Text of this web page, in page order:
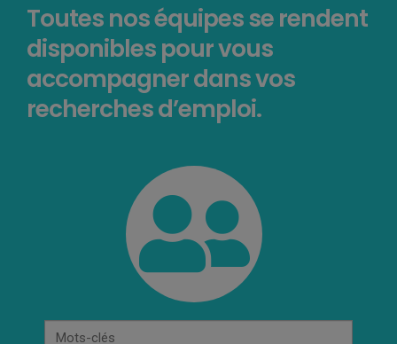
Toutes nos équipes se rendent
disponibles pour vous
accompagner dans vos
recherches d’emploi.